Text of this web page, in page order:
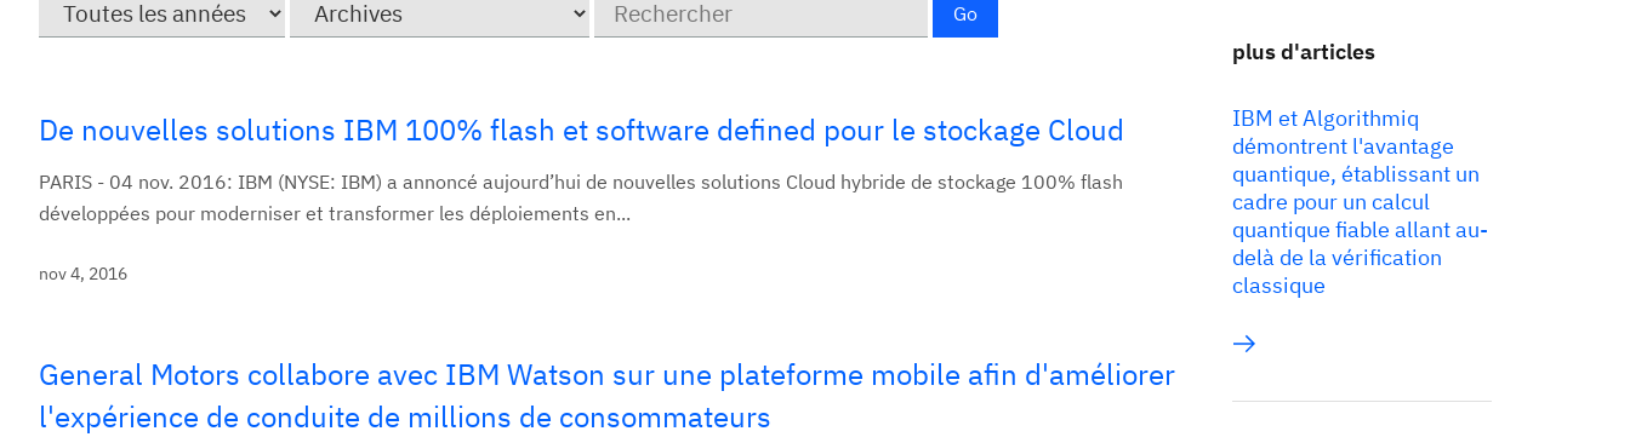
clé
Go
De nouvelles solutions IBM 100% flash et software defined pour le stockage Cloud
PARIS - 04 nov. 2016: IBM (NYSE: IBM) a annoncé aujourd’hui de nouvelles solutions Cloud hybride de stockage 100% flash
développées pour moderniser et transformer les déploiements en...
nov 4, 2016
General Motors collabore avec IBM Watson sur une plateforme mobile afin d'améliorer
l'expérience de conduite de millions de consommateurs
plus d'articles
IBM et Algorithmiq
démontrent l'avantage
quantique, établissant un
cadre pour un calcul
quantique fiable allant au-
delà de la vérification
classique